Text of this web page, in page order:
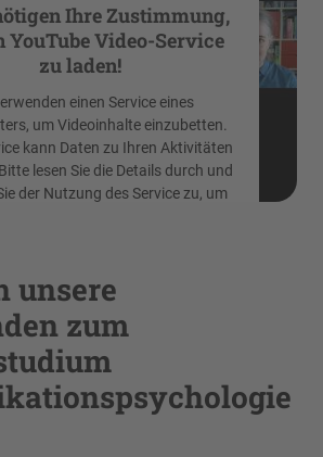
Ihre Zustimmung,
YouTube Video-Service
zu laden!
einen Service eines
um Videoinhalte einzubetten.
kann Daten zu Ihren Aktivitäten
lesen Sie die Details durch und
der Nutzung des Service zu, um
Mehr Informationen
Akzeptieren
byUsercentrics Consent
Management Platform
unsere
zum